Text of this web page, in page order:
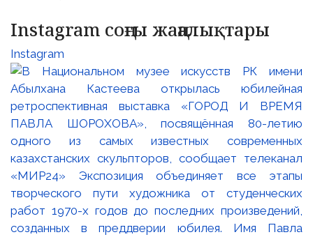
Instagram соңғы жаңалықтары
Instagram